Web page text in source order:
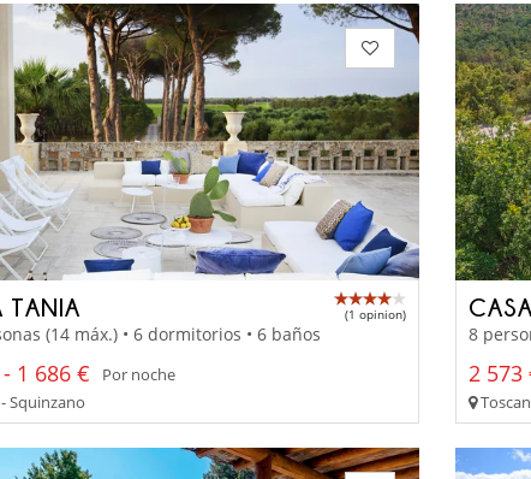
TANIA (1 opinion)
(14 máx.) • 6 dormitorios • 6 baños
1 686 €
Por noche
Squinzano
8
2 573